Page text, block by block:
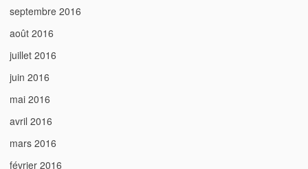
septembre 2016
août 2016
juillet 2016
juin 2016
mai 2016
avril 2016
mars 2016
février 2016